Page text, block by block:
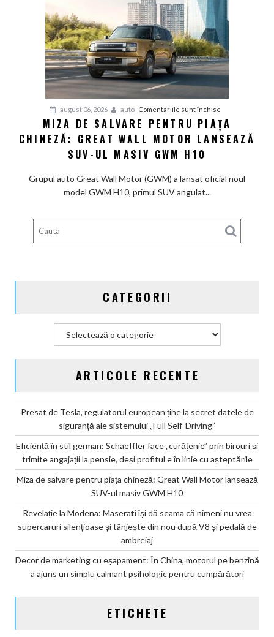
pensie,
deși
profitul
în
cu
așteptările
august 06, 2026 auto Comentariile sunt închise
Miza
de
piața
Motor
lansează
MIZA DE SALVARE PENTRU PIAȚA
CHINEZĂ: GREAT WALL MOTOR LANSEAZĂ
SUV-UL MASIV GWM H10
Grupul auto Great Wall Motor (GWM) a lansat oficial noul
model GWM H10, primul SUV angulat...
CATEGORII
ARTICOLE RECENTE
Presat de Tesla, regulatorul european ține la secret datele de
siguranță ale sistemului „Full Self-Driving”
Eficiență în stil german: Schaeffler face „curățenie” prin birouri și
trimite angajații la pensie, deși profitul e în linie cu așteptările
Miza de salvare pentru piața chineză: Great Wall Motor lansează
SUV-ul masiv GWM H10
Revelație la Modena: Maserati își dă seama că nimeni nu vrea
supercaruri silențioase și tânjește din nou după V8 și pedală de
ambreiaj
Decor de marketing cu eșapament: În China, motorul pe benzină
a ajuns un simplu calmant psihologic pentru cumpărători
ETICHETE